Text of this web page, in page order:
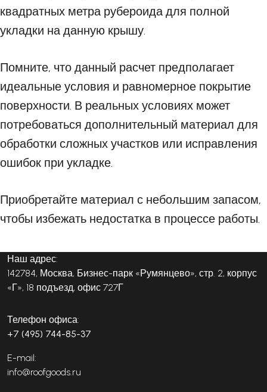
квадратных метра рубероида для полной
укладки на данную крышу.
Помните, что данный расчет предполагает
идеальные условия и равномерное покрытие
поверхности. В реальных условиях может
потребоваться дополнительный материал для
обработки сложных участков или исправления
ошибок при укладке.
Приобретайте материал с небольшим запасом,
чтобы избежать недостатка в процессе работы.
Наш адрес:
142784, Москва, Бизнес-парк «Румянцево», стр. 2, корпус
«Г», 18 подъезд, офис 727Г
Телефон офиса:
+7 (495) 744-85-37
E-mail:
info@roofgoods.ru